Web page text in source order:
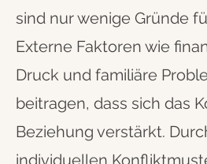
sind nur wenige Gründe
Externe Faktoren wie
Druck und familiäre
beitragen, dass sich das
Beziehung verstärkt.
individuellen